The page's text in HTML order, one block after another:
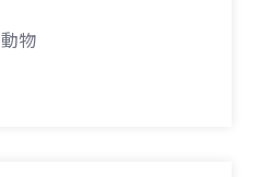
動物